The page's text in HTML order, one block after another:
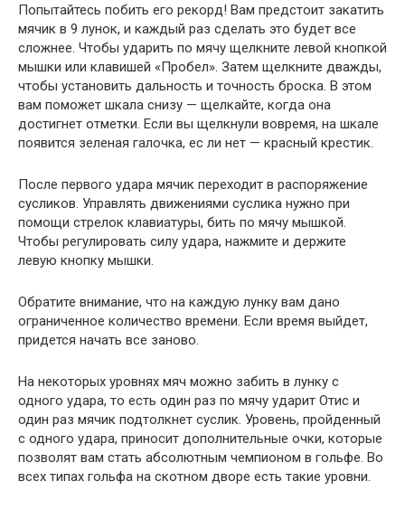
Попытайтесь побить его рекорд! Вам предстоит закатить
мячик в 9 лунок, и каждый раз сделать это будет все
сложнее. Чтобы ударить по мячу щелкните левой кнопкой
мышки или клавишей «Пробел». Затем щелкните дважды,
чтобы установить дальность и точность броска. В этом
вам поможет шкала снизу — щелкайте, когда она
достигнет отметки. Если вы щелкнули вовремя, на шкале
появится зеленая галочка, ес ли нет — красный крестик.
После первого удара мячик переходит в распоряжение
сусликов. Управлять движениями суслика нужно при
помощи стрелок клавиатуры, бить по мячу мышкой.
Чтобы регулировать силу удара, нажмите и держите
левую кнопку мышки.
Обратите внимание, что на каждую лунку вам дано
ограниченное количество времени. Если время выйдет,
придется начать все заново.
На некоторых уровнях мяч можно забить в лунку с
одного удара, то есть один раз по мячу ударит Отис и
один раз мячик подтолкнет суслик. Уровень, пройденный
с одного удара, приносит дополнительные очки, которые
позволят вам стать абсолютным чемпионом в гольфе. Во
всех типах гольфа на скотном дворе есть такие уровни.